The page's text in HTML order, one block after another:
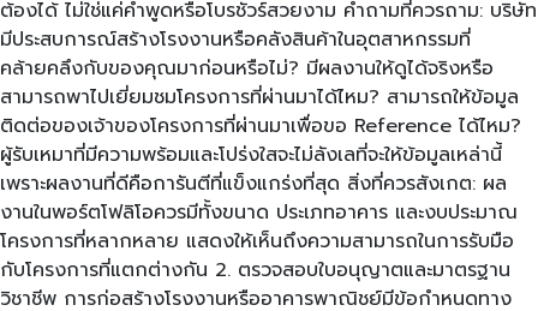
ต้องได้ ไม่ใช่แค่คำพูดหรือโบรชัวร์สวยงาม คำถามที่ควรถาม: บริษัท
มีประสบการณ์สร้างโรงงานหรือคลังสินค้าในอุตสาหกรรมที่
คล้ายคลึงกับของคุณมาก่อนหรือไม่? มีผลงานให้ดูได้จริงหรือ
สามารถพาไปเยี่ยมชมโครงการที่ผ่านมาได้ไหม? สามารถให้ข้อมูล
ติดต่อของเจ้าของโครงการที่ผ่านมาเพื่อขอ Reference ได้ไหม?
ผู้รับเหมาที่มีความพร้อมและโปร่งใสจะไม่ลังเลที่จะให้ข้อมูลเหล่านี้
เพราะผลงานที่ดีคือการันตีที่แข็งแกร่งที่สุด สิ่งที่ควรสังเกต: ผล
งานในพอร์ตโฟลิโอควรมีทั้งขนาด ประเภทอาคาร และงบประมาณ
โครงการที่หลากหลาย แสดงให้เห็นถึงความสามารถในการรับมือ
กับโครงการที่แตกต่างกัน 2. ตรวจสอบใบอนุญาตและมาตรฐาน
วิชาชีพ การก่อสร้างโรงงานหรืออาคารพาณิชย์มีข้อกำหนดทาง